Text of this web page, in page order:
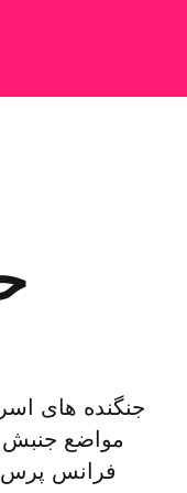
جنگنده های
مواضع جنبش
فرانس پرس